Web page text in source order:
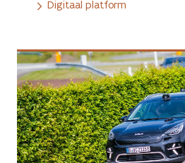
Digitaal platform